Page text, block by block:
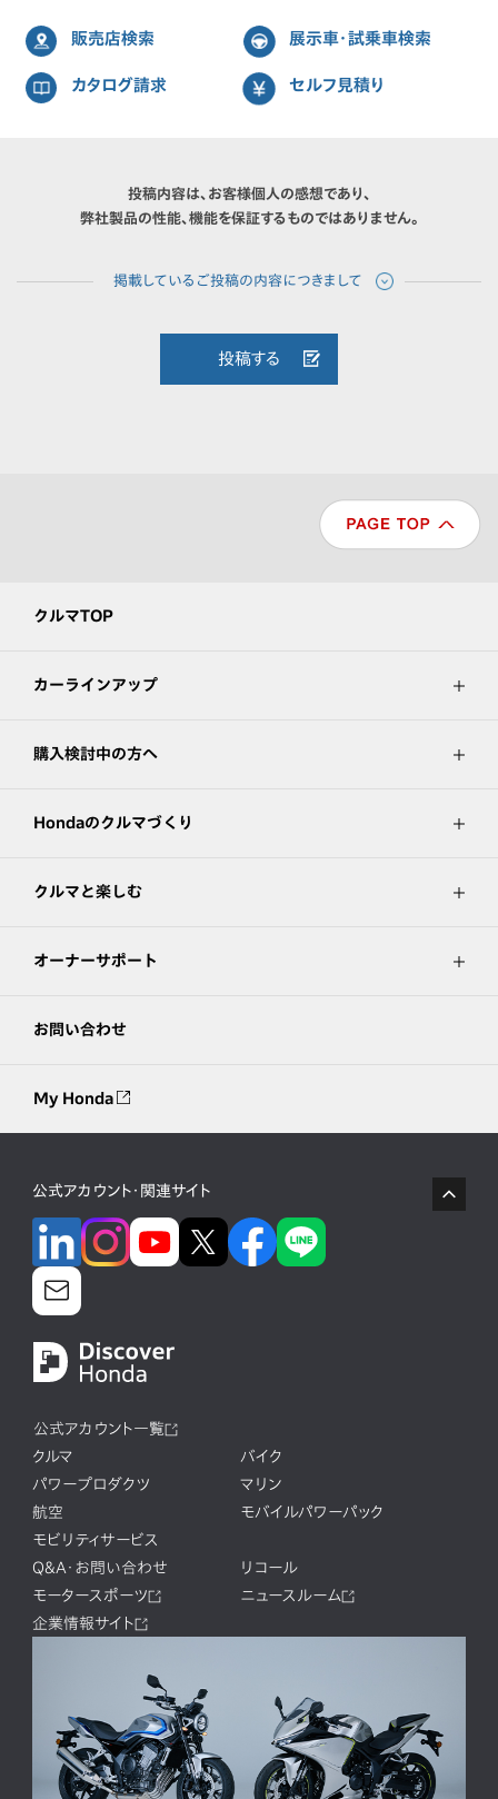
販売店検索 展示車・試乗車検索
カタログ請求 セルフ見積り
投稿内容は、お客様個人の感想であり、
弊社製品の性能、機能を保証するものではありません。
投稿する
クルマTOP
カーラインアップ
購入検討中の方へ
Hondaのクルマづくり
クルマと楽しむ
オーナーサポート
お問い合わせ
My Honda
公式アカウント・関連サイト
公式アカウント一覧
クルマ
バイク
パワープロダクツ
マリン
航空
モバイルパワーパック
モビリティサービス
Q&A・お問い合わせ
リコール
モータースポーツ
ニュースルーム
企業情報サイト